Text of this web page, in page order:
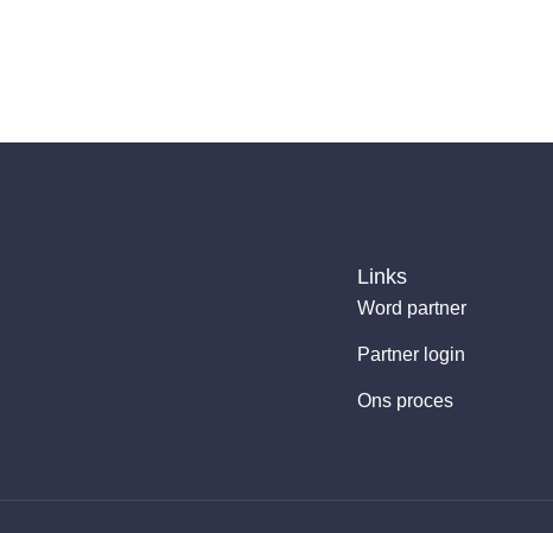
Links
Word partner
Partner login
Ons proces